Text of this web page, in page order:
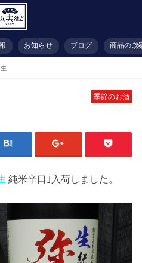
お知らせ ブログ 商品のご
季節のお酒
純米辛口｣入荷しました。